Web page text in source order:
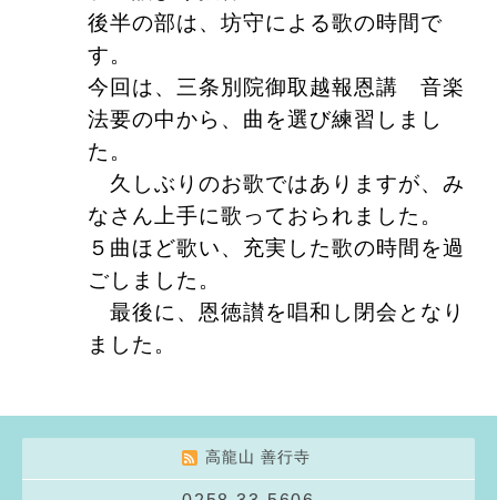
後半の部は、坊守による歌の時間で
す。
今回は、三条別院御取越報恩講 音楽
法要の中から、曲を選び練習しまし
た。
久しぶりのお歌ではありますが、み
なさん上手に歌っておられました。
５曲ほど歌い、充実した歌の時間を過
ごしました。
最後に、恩徳讃を唱和し閉会となり
ました。
高龍山 善行寺